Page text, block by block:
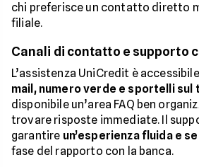
chi preferisce un contatto diretto
filiale.
Canali di contatto e supporto
L’assistenza UniCredit è accessibile
mail, numero verde e sportelli
disponibile un’area FAQ ben
trovare risposte immediate. Il
garantire un’esperienza fluida e
fase del rapporto con la banca.